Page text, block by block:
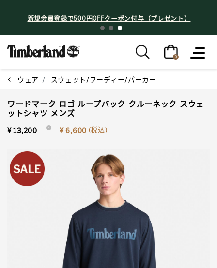
新規会員登録で500円OFFクーポン付与（プレゼント）
0
ウェア スウェット/フーディー/パーカー
ワードマーク ロゴ ループバック クルーネック スウェ
ットシャツ メンズ
Price reduced from
¥ 13,200to i ¥ 6,600 (税込)